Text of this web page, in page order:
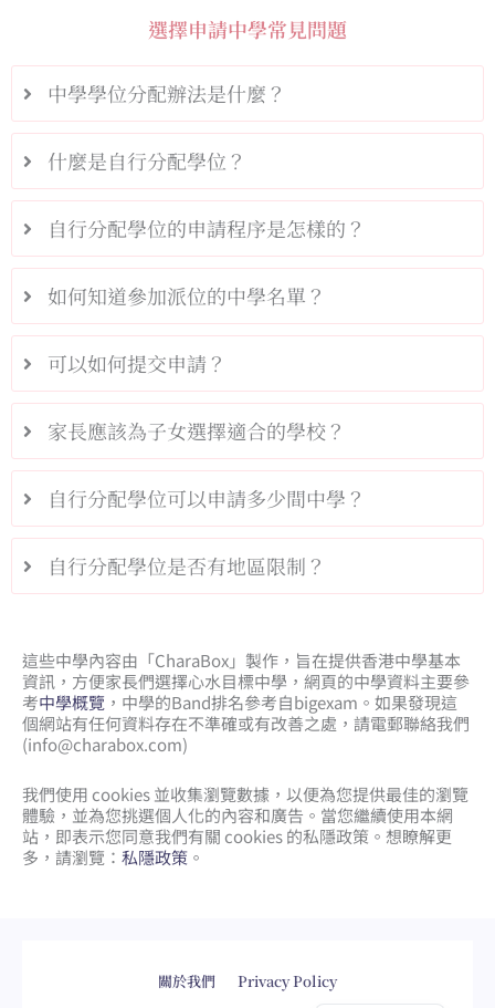
選擇申請中學常見問題
中學學位分配辦法是什麼？
什麼是自行分配學位？
自行分配學位的申請程序是怎樣的？
如何知道參加派位的中學名單？
可以如何提交申請？
家長應該為子女選擇適合的學校？
自行分配學位可以申請多少間中學？
自行分配學位是否有地區限制？
這些中學內容由「CharaBox」製作，旨在提供香港中學基本
資訊，方便家長們選擇心水目標中學，網頁的中學資料主要參
考中學概覽 ，中學的Band排名參考自bigexam。如果發現這
個網站有任何資料存在不準確或有改善之處，請電郵聯絡我們
(info@charabox.com)
我們使用 cookies 並收集瀏覽數據，以便為您提供最佳的瀏覽
體驗，並為您挑選個人化的內容和廣告。當您繼續使用本網
站，即表示您同意我們有關 cookies 的私隱政策。想瞭解更
多，請瀏覽： 私隱政策 。
關於我們 Privacy Policy